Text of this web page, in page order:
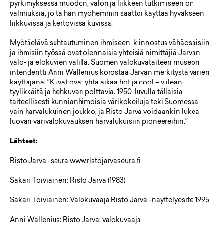
pyrkimyksessä muodon, valon ja liikkeen tutkimiseen on
valmiuksia, joita hän myöhemmin saattoi käyttää hyväkseen
liikkuvissa ja kertovissa kuvissa.
Myötäelävä suhtautuminen ihmiseen, kiinnostus vähäosaisiin
ja ihmisiin työssä ovat olennaisia yhteisiä nimittäjiä Jarvan
valo- ja elokuvien välillä. Suomen valokuvataiteen museon
intendentti Anni Wallenius korostaa Jarvan merkitystä värien
käyttäjänä: ”Kuvat ovat yhtä aikaa hot ja cool – viileän
tyylikkäitä ja hehkuvan polttavia. 1950-luvulla tällaisia
taiteellisesti kunnianhimoisia värikokeiluja teki Suomessa
vain harvalukuinen joukko, ja Risto Jarva voidaankin lukea
luovan värivalokuvauksen harvalukuisiin pioneereihin.”
Lähteet:
Risto Jarva -seura www.ristojarvaseura.fi
Sakari Toiviainen: Risto Jarva (1983)
Sakari Toiviainen: Valokuvaaja Risto Jarva -näyttelyesite 1995
Anni Wallenius: Risto Jarva: valokuvaaja